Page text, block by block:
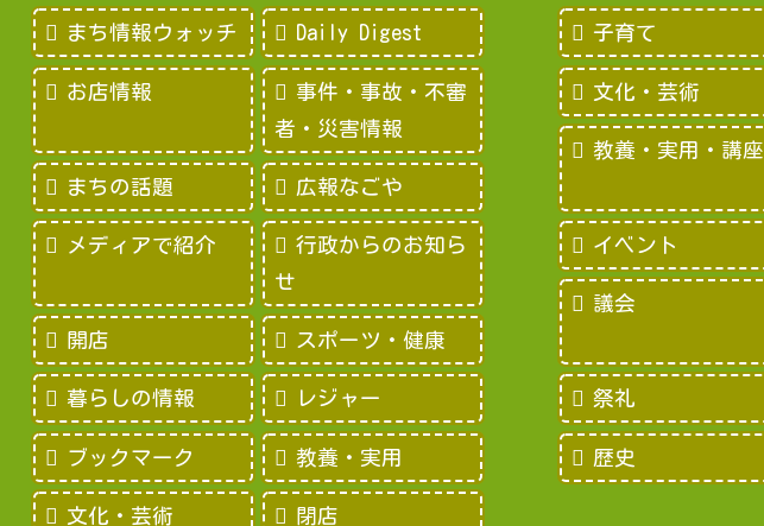
まち情報ウォッチ Daily Digest
お店情報
事件・事故・不審
者・災害情報
まちの話題 広報なごや
メディアで紹介
行政からのお知ら
せ
開店 スポーツ・健康
暮らしの情報 レジャー
ブックマーク 教養・実用
文化・芸術 閉店
子育て
文化・芸術
教養・実用・講座
イベント
議会
祭礼
歴史